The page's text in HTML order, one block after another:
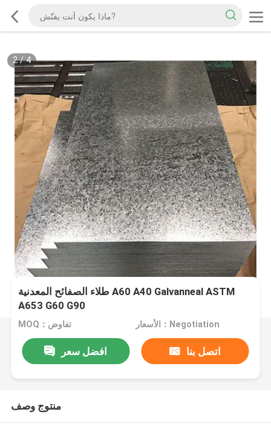
2/4
طلاء الصفائح المعدنية A60 A40 Galvanneal ASTM
A653 G60 G90
MOQ：تفاوض الأسعار：Negotiation
افضل سعر اتصل بنا
منتوج وصف